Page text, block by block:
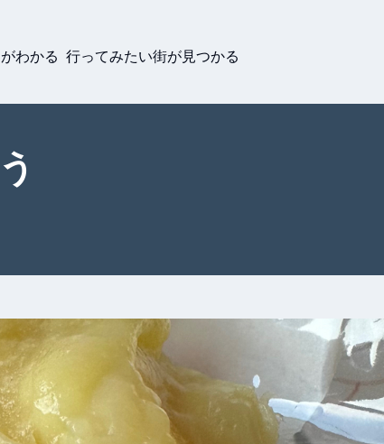
わかる 行ってみたい街が見つかる